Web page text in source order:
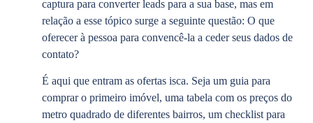
captura para converter leads para a sua base, mas em
relação a esse tópico surge a seguinte questão: O que
oferecer à pessoa para convencê-la a ceder seus dados de
contato?
É aqui que entram as ofertas isca. Seja um guia para
comprar o primeiro imóvel, uma tabela com os preços do
metro quadrado de diferentes bairros, um checklist para